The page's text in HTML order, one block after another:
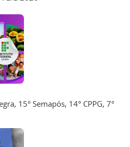
15° Semapós, 14° CPPG, 7°